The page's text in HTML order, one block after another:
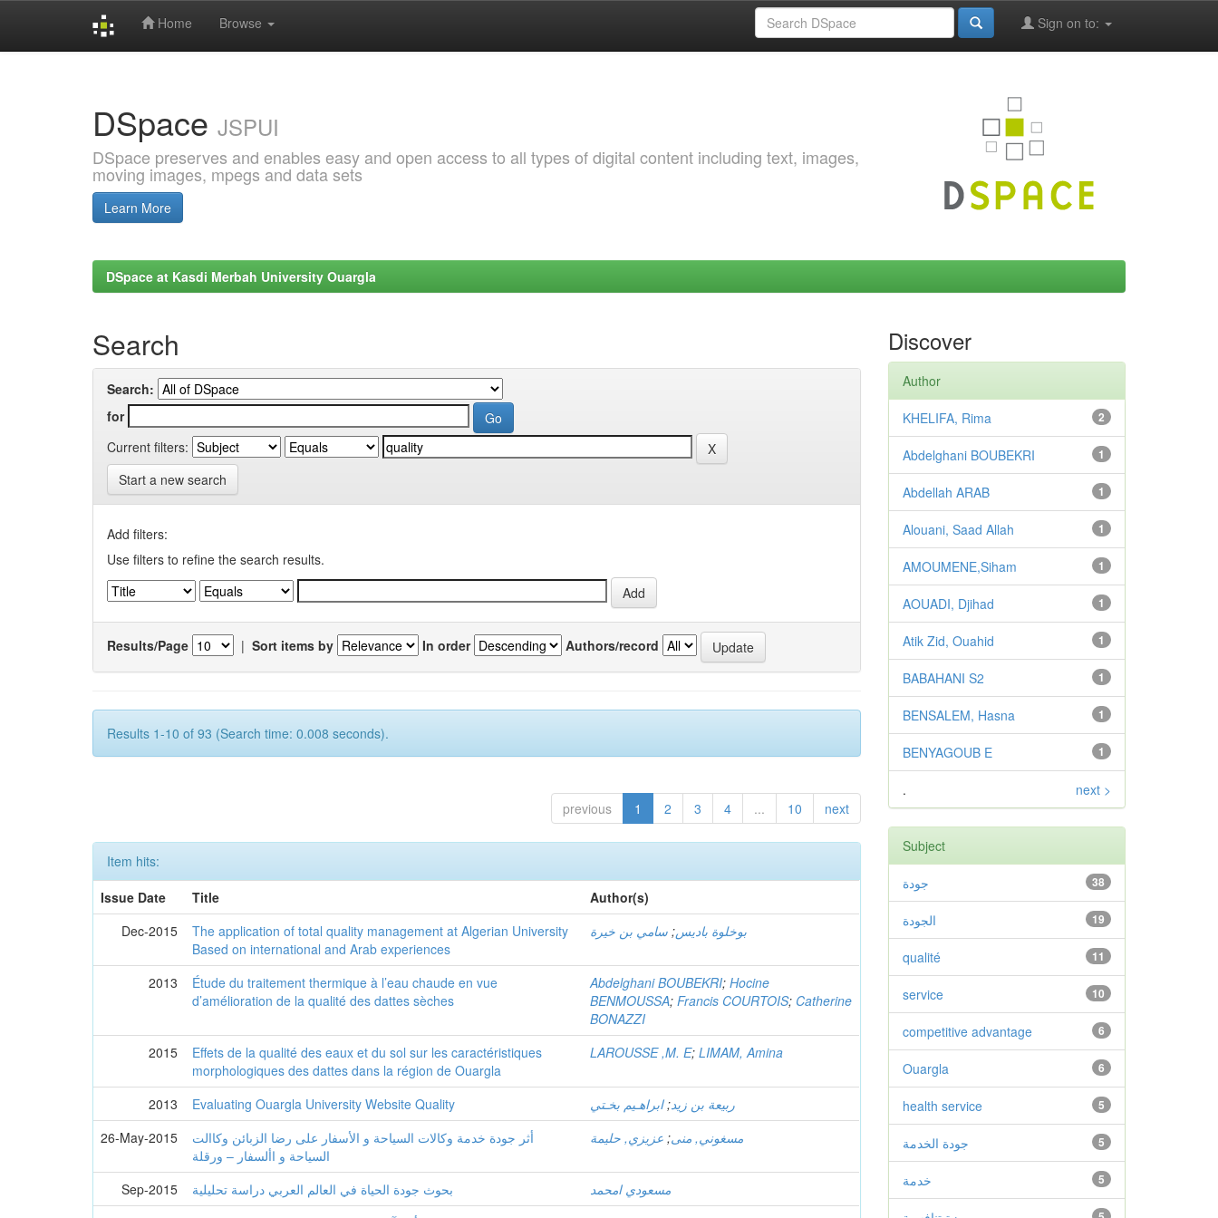
Home Browse Sign on to:
DSpace JSPUI
DSpace preserves and enables easy and open access to all types of digital content including text, images,
moving images, mpegs and data sets
Learn More
DSpace at Kasdi Merbah University Ouargla
Search
Search:
for
Current filters:
Start a new search
Add filters:
Use filters to refine the search results.
Results/Page | Sort items by In order Authors/record
Results 1-10 of 93 (Search time: 0.008 seconds).
previous 1 2 3 4 ... 10 next
Item hits:
Issue Date
Title
Author(s)
Dec-2015
The application of total quality management at Algerian University
Based on international and Arab experiences
بوخلوة باديس; سامي بن خيرة
2013
Étude du traitement thermique à l’eau chaude en vue
d’amélioration de la qualité des dattes sèches
Abdelghani BOUBEKRI;Hocine
BENMOUSSA;Francis COURTOIS; Catherine
BONAZZI
2015
Effets de la qualité des eaux et du sol sur les caractéristiques
morphologiques des dattes dans la région de Ouargla
LAROUSSE ,M. E;LIMAM, Amina
2013 Evaluating Ouargla University Website Quality ربيعة بن زيد;ابراهـيم بخـتي
26-May-2015
أثر جودة خدمة وكالات السياحة و الأسفار على رضا الزبائن وكاالت
السياحة و األسفار – ورقلة
مسغوني, منى; عزيزي, حليمة
Sep-2015 بحوث جودة الحياة في العالم العربي دراسة تحليلية
مسعودي امحمد
Discover
Author
2
KHELIFA, Rima
1
Abdelghani BOUBEKRI
1
Abdellah ARAB
1
Alouani, Saad Allah
1
AMOUMENE,Siham
1
AOUADI, Djihad
1
Atik Zid, Ouahid
1
BABAHANI S2
1
BENSALEM, Hasna
1
BENYAGOUB E
. next >
Subject
38 جودة
19 الجودة
11
qualité
10
service
6
competitive advantage
6
Ouargla
5
health service
5 جودة الخدمة
5 خدمة